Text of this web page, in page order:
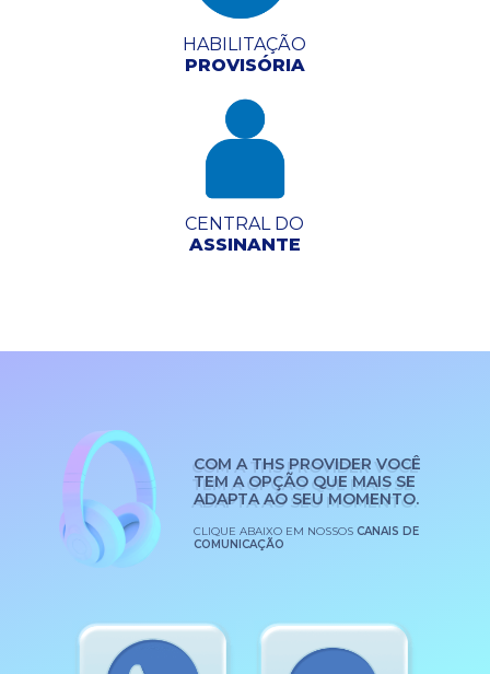
HABILITAÇÃO
PROVISÓRIA
CENTRAL DO
ASSINANTE
COM A THS PROVIDER VOCÊ
TEM A OPÇÃO QUE MAIS SE
ADAPTA AO SEU MOMENTO.
CLIQUE ABAIXO EM NOSSOSCANAIS DE
COMUNICAÇÃO